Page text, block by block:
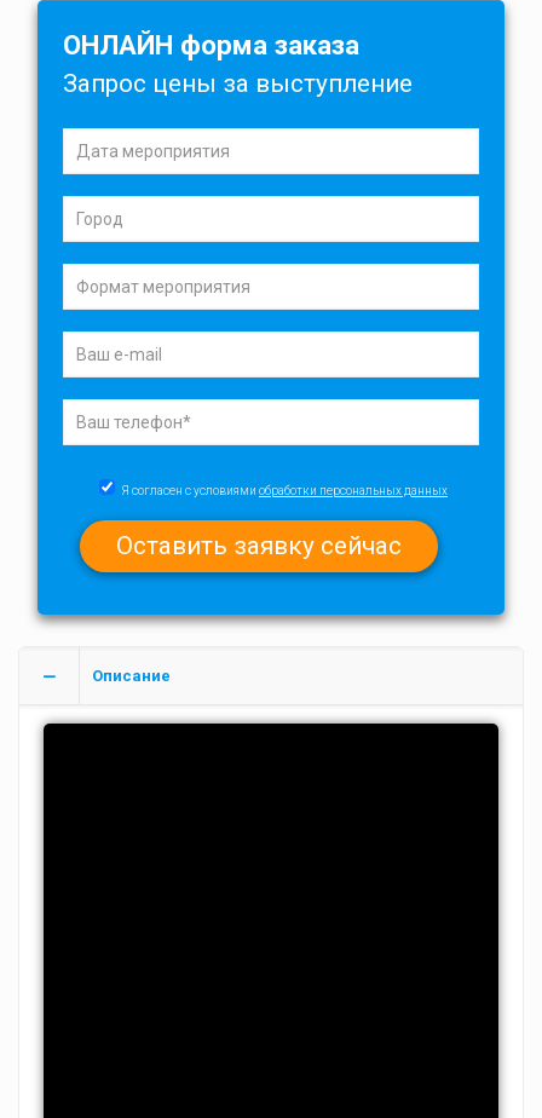
ОНЛАЙН форма заказа
Запрос цены за выступление
Я согласен с условиями обработки персональных данных
Описание